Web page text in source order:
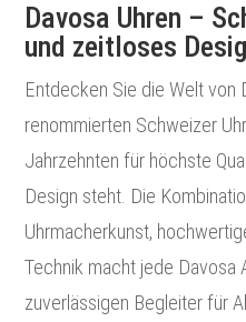
Davosa Uhren –
und zeitloses
Entdecken Sie die Welt von
renommierten Schweizer
Jahrzehnten für höchste
Design steht. Die
Uhrmacherkunst,
Technik macht jede Davosa
zuverlässigen Begleiter für